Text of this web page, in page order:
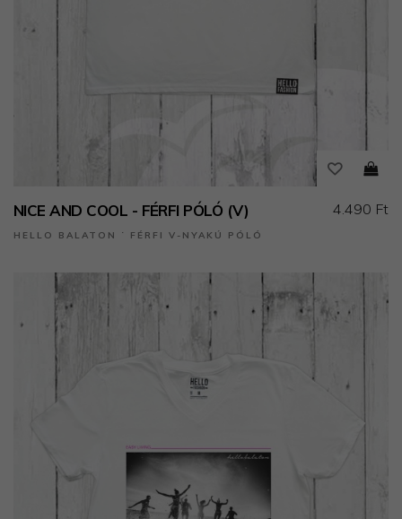
NICE AND COOL - FÉRFI PÓLÓ (V)
HELLO BALATON ˙ FÉRFI V-NYAKÚ PÓLÓ
4.490 Ft